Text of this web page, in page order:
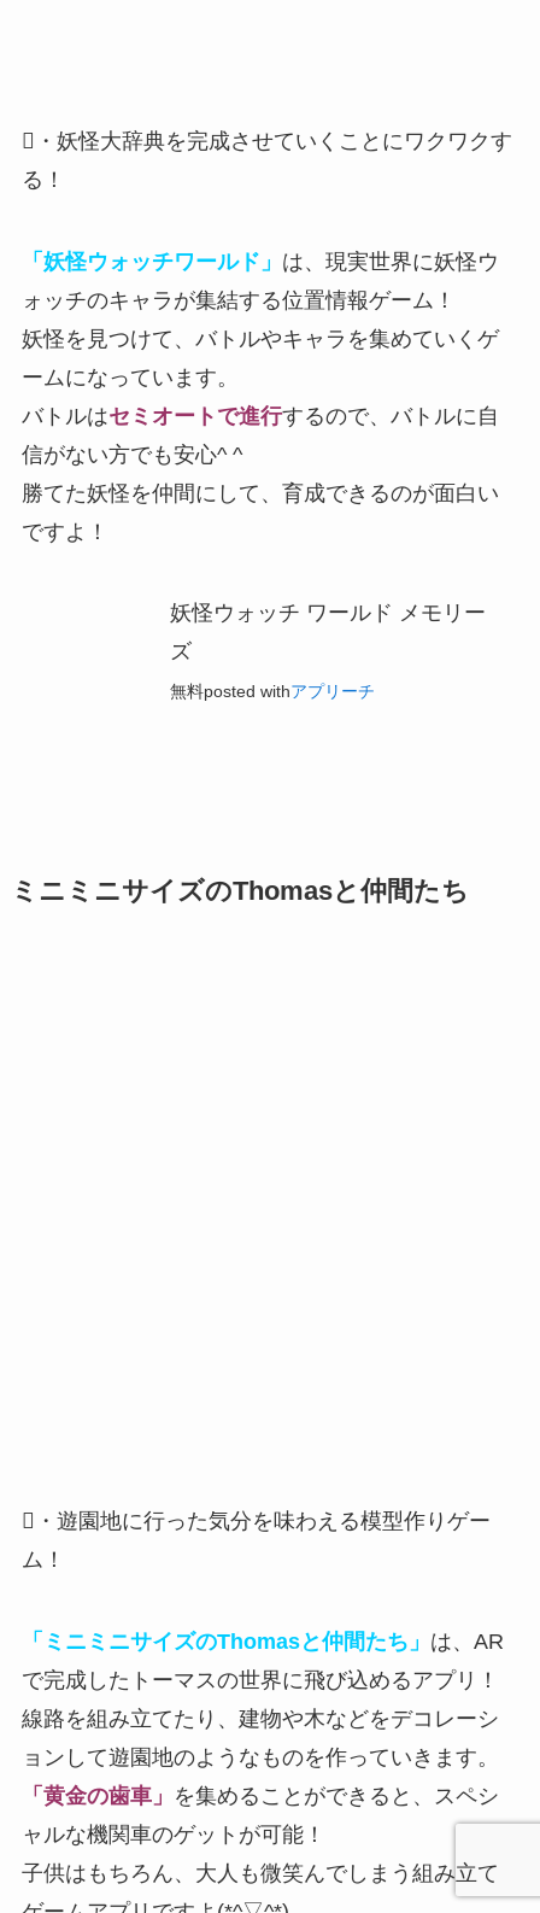
・妖怪大辞典を完成させていくことにワクワクす
る！
「妖怪ウォッチワールド」 は、現実世界に妖怪ウ
ォッチのキャラが集結する位置情報ゲーム！
妖怪を見つけて、バトルやキャラを集めていくゲ
ームになっています。
バトルはセミオートで進行するので、バトルに自
信がない方でも安心^ ^
勝てた妖怪を仲間にして、育成できるのが面白い
ですよ！
妖怪ウォッチ ワールド メモリー
ズ
無料posted withアプリーチ
ミニミニサイズのThomasと仲間たち
・遊園地に行った気分を味わえる模型作りゲー
ム！
「ミニミニサイズのThomasと仲間たち」 は、AR
で完成したトーマスの世界に飛び込めるアプリ！
線路を組み立てたり、建物や木などをデコレーシ
ョンして遊園地のようなものを作っていきます。
「黄金の歯車」 を集めることができると、スペシ
ャルな機関車のゲットが可能！
子供はもちろん、大人も微笑んでしまう組み立て